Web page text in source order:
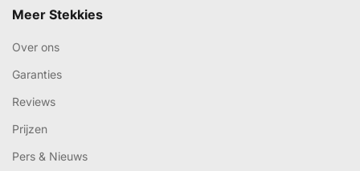
Meer Stekkies
Over ons
Garanties
Reviews
Prijzen
Pers & Nieuws